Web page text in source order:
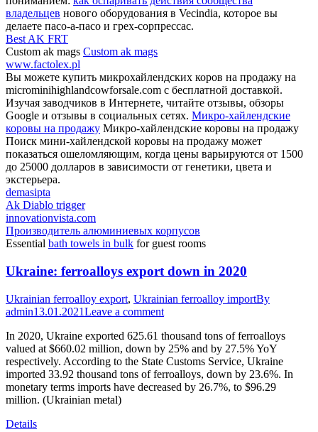
владельцев нового оборудования в Vecindia, которое вы
делаете пасо-а-пасо и грех-сорпрессас.
Best AK FRT
Custom ak mags Custom ak mags
www.factolex.pl
Вы можете купить микрохайлендских коров на продажу на
microminihighlandcowforsale.com с бесплатной доставкой.
Изучая заводчиков в Интернете, читайте отзывы, обзоры
Google и отзывы в социальных сетях. Микро-хайлендские
коровы на продажу Микро-хайлендские коровы на продажу
Поиск мини-хайлендской коровы на продажу может
показаться ошеломляющим, когда цены варьируются от 1500
до 25000 долларов в зависимости от генетики, цвета и
экстерьера.
demasipta
Ak Diablo trigger
innovationvista.com
Производитель алюминиевых корпусов
Essential bath towels in bulk for guest rooms
Ukraine: ferroalloys export down in 2020
Ukrainian ferroalloy export, Ukrainian ferroalloy importBy
admin13.01.2021Leave a comment
In 2020, Ukraine exported 625.61 thousand tons of ferroalloys
valued at $660.02 million, down by 25% and by 27.5% YoY
respectively. According to the State Customs Service, Ukraine
imported 33.92 thousand tons of ferroalloys, down by 23.6%. In
monetary terms imports have decreased by 26.7%, to $96.29
million. (Ukrainian metal)
Details